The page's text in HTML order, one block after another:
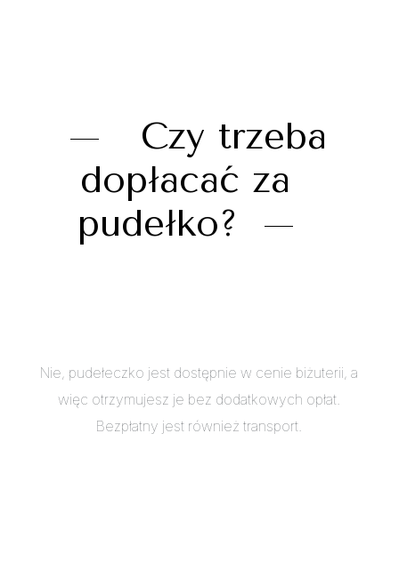
Czy trzeba
dopłacać za
pudełko?
Nie, pudełeczko jest dostępnie w cenie biżuterii, a
więc otrzymujesz je bez dodatkowych opłat.
Bezpłatny jest również transport.